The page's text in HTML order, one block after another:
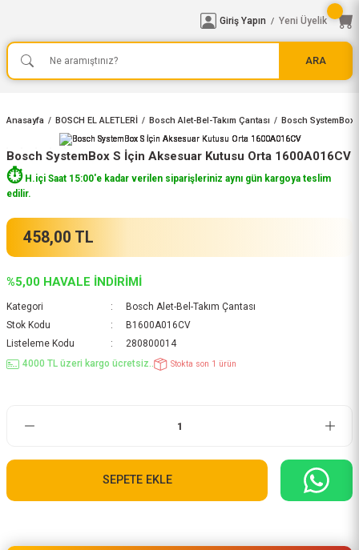
ARA
Giriş Yapın / Yeni Üyelik
Anasayfa BOSCH EL ALETLERİ Bosch Alet-Bel-Takım Çantası Bosch SystemBox
Bosch SystemBox S İçin Aksesuar Kutusu Orta 1600A016CV
⏱️H.içi Saat 15:00'e kadar verilen siparişleriniz aynı gün kargoya teslim
edilir.
458,00 TL
%5,00 HAVALE İNDİRİMİ
Kategori
Bosch Alet-Bel-Takım Çantası
Stok Kodu
B1600A016CV
Listeleme Kodu
280800014
4000 TL üzeri kargo ücretsiz..
Stokta son 1 ürün
SEPETE EKLE